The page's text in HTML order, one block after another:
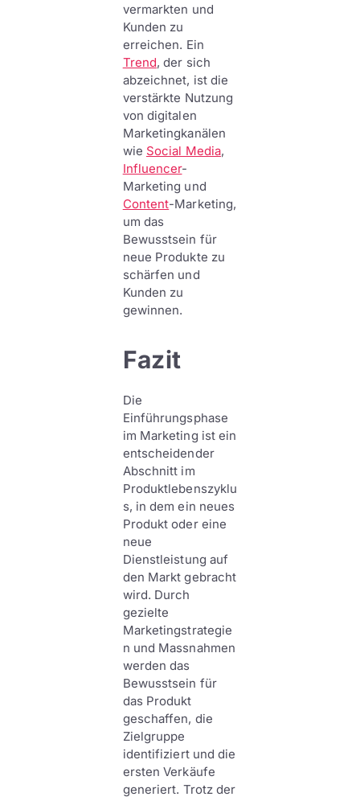
vermarkten und
Kunden zu
erreichen. Ein
Trend, der sich
abzeichnet, ist die
verstärkte Nutzung
von digitalen
Marketingkanälen
wie Social Media,
Influencer-
Marketing und
Content-Marketing,
um das
Bewusstsein für
neue Produkte zu
schärfen und
Kunden zu
gewinnen.
Fazit
Die
Einführungsphase
im Marketing ist ein
entscheidender
Abschnitt im
Produktlebenszyklu
s, in dem ein neues
Produkt oder eine
neue
Dienstleistung auf
den Markt gebracht
wird. Durch
gezielte
Marketingstrategie
n und Massnahmen
werden das
Bewusstsein für
das Produkt
geschaffen, die
Zielgruppe
identifiziert und die
ersten Verkäufe
generiert. Trotz der